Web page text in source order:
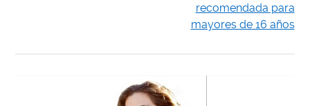
recomendada para
mayores de 16 años